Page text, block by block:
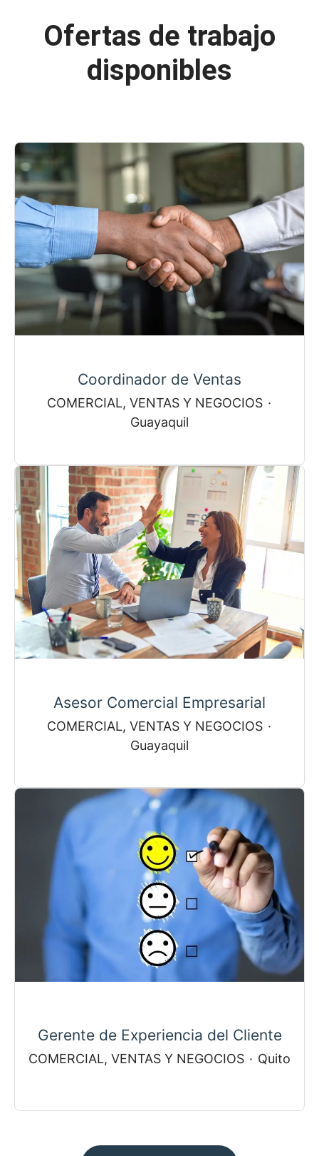
Ofertas de trabajo
disponibles
Coordinador de Ventas
COMERCIAL, VENTAS Y NEGOCIOS ·
Guayaquil
Asesor Comercial Empresarial
COMERCIAL, VENTAS Y NEGOCIOS ·
Guayaquil
Gerente de Experiencia del Cliente
COMERCIAL, VENTAS Y NEGOCIOS · Quito